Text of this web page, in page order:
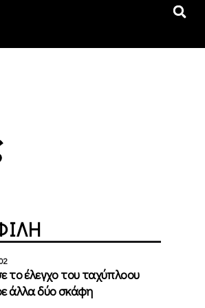
το έλεγχο του ταχύπλοου
άλλα δύο σκάφη